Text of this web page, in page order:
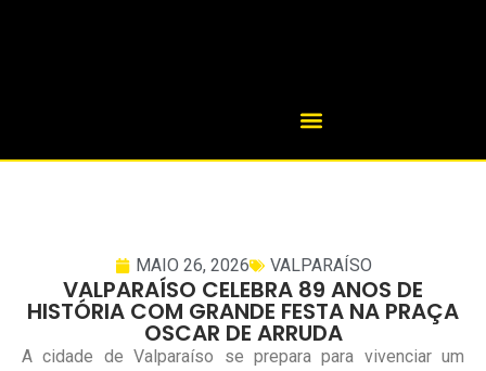
MAIO 26, 2026 VALPARAÍSO
VALPARAÍSO CELEBRA 89 ANOS DE
HISTÓRIA COM GRANDE FESTA NA PRAÇA
OSCAR DE ARRUDA
A cidade de Valparaíso se prepara para vivenciar um